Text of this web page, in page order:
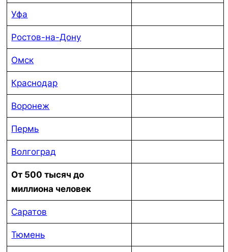
Уфа
Ростов-на-Дону
Омск
Краснодар
Воронеж
Пермь
Волгоград
От 500 тысяч до
миллиона человек
Саратов
Тюмень